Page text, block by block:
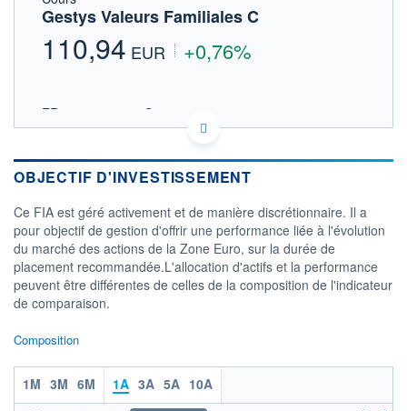
FORUM
Gestys Valeurs Familiales C
110,94 EUR +0,76%
FR0010946574 - Gestys
OPCVM DERNIER COURS CONNU AU 31/07/2026
05/12 27/03
120
130
Allocation EUR Flexible
FONDS PARTENAIRES
TARIFS PRIVILÉGIÉS 0%
OBJECTIF D'INVESTISSEMENT
Ce FIA est géré activement et de manière discrétionnaire. Il a
pour objectif de gestion d'offrir une performance liée à l'évolution
du marché des actions de la Zone Euro, sur la durée de
placement recommandée.L'allocation d'actifs et la performance
peuvent être différentes de celles de la composition de l'indicateur
de comparaison.
Composition
1M 3M 6M 1A 3A 5A 10A